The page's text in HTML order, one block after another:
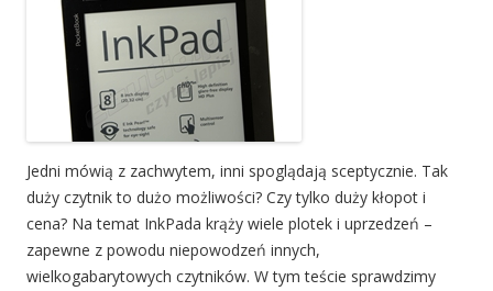
Jedni mówią z zachwytem, inni spoglądają sceptycznie. Tak
duży czytnik to dużo możliwości? Czy tylko duży kłopot i
cena? Na temat InkPada krąży wiele plotek i uprzedzeń –
zapewne z powodu niepowodzeń innych,
wielkogabarytowych czytników. W tym teście sprawdzimy